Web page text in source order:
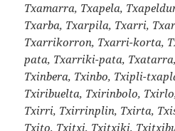
Txamarra, Txapela,
Txarba, Txarpila, Txarri,
Txarrikorron, Txarri-korta,
pata, Txarriki-pata,
Txinbera, Txinbo, Txipli-
Txiribuelta, Txirinbolo,
Txirri, Txirrinplin, Txirta,
Txito, Txitxi, Txitxiki,